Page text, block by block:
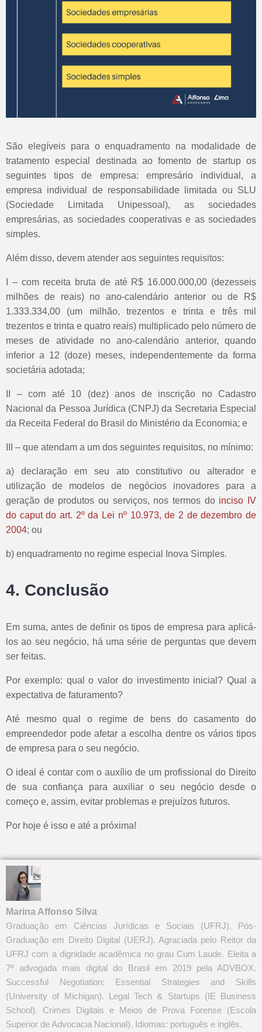
São elegíveis para o enquadramento na modalidade de
tratamento especial destinada ao fomento de startup os
seguintes tipos de empresa: empresário individual, a
empresa individual de responsabilidade limitada ou SLU
(Sociedade Limitada Unipessoal), as sociedades
empresárias, as sociedades cooperativas e as sociedades
simples.
Além disso, devem atender aos seguintes requisitos:
I – com receita bruta de até R$ 16.000.000,00 (dezesseis
milhões de reais) no ano-calendário anterior ou de R$
1.333.334,00 (um milhão, trezentos e trinta e três mil
trezentos e trinta e quatro reais) multiplicado pelo número de
meses de atividade no ano-calendário anterior, quando
inferior a 12 (doze) meses, independentemente da forma
societária adotada;
II – com até 10 (dez) anos de inscrição no Cadastro
Nacional da Pessoa Jurídica (CNPJ) da Secretaria Especial
da Receita Federal do Brasil do Ministério da Economia; e
III – que atendam a um dos seguintes requisitos, no mínimo:
a) declaração em seu ato constitutivo ou alterador e
utilização de modelos de negócios inovadores para a
geração de produtos ou serviços, nos termos do inciso IV
do caput do art. 2º da Lei nº 10.973, de 2 de dezembro de
2004; ou
b) enquadramento no regime especial Inova Simples.
4. Conclusão
Em suma, antes de definir os tipos de empresa para aplicá-
los ao seu negócio, há uma série de perguntas que devem
ser feitas.
Por exemplo: qual o valor do investimento inicial? Qual a
expectativa de faturamento?
Até mesmo qual o regime de bens do casamento do
empreendedor pode afetar a escolha dentre os vários tipos
de empresa para o seu negócio.
O ideal é contar com o auxílio de um profissional do Direito
de sua confiança para auxiliar o seu negócio desde o
começo e, assim, evitar problemas e prejuízos futuros.
Por hoje é isso e até a próxima!
Marina Affonso Silva
Graduação em Ciências Jurídicas e Sociais (UFRJ). Pós-
Graduação em Direito Digital (UERJ). Agraciada pelo Reitor da
UFRJ com a dignidade acadêmica no grau Cum Laude. Eleita a
7ª advogada mais digital do Brasil em 2019 pela ADVBOX.
Successful Negotiation: Essential Strategies and Skills
(University of Michigan). Legal Tech & Startups (IE Business
School). Crimes Digitais e Meios de Prova Forense (Escola
Superior de Advocacia Nacional). Idiomas: português e inglês.